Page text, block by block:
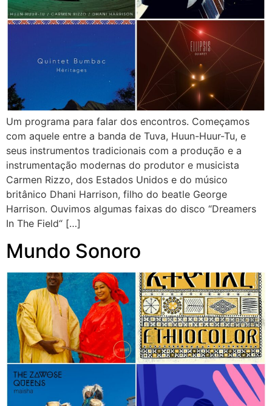
Um programa para falar dos encontros. Começamos
com aquele entre a banda de Tuva, Huun-Huur-Tu, e
seus instrumentos tradicionais com a produção e a
instrumentação modernas do produtor e musicista
Carmen Rizzo, dos Estados Unidos e do músico
britânico Dhani Harrison, filho do beatle George
Harrison. Ouvimos algumas faixas do disco “Dreamers
In The Field“ […]
Mundo Sonoro